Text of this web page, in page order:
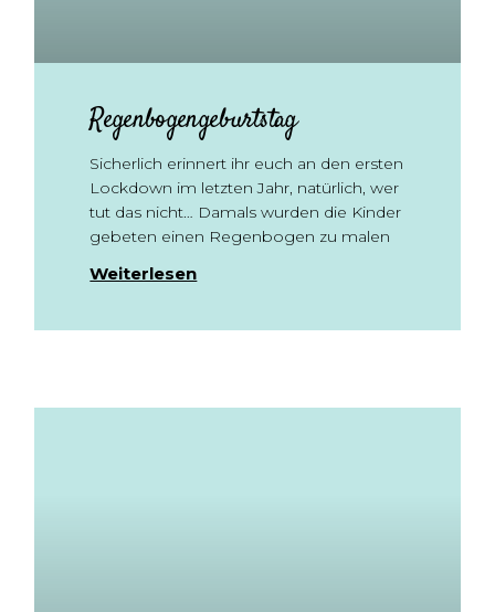
Regenbogengeburtstag
Sicherlich erinnert ihr euch an den ersten
Lockdown im letzten Jahr, natürlich, wer
tut das nicht… Damals wurden die Kinder
gebeten einen Regenbogen zu malen
Weiterlesen